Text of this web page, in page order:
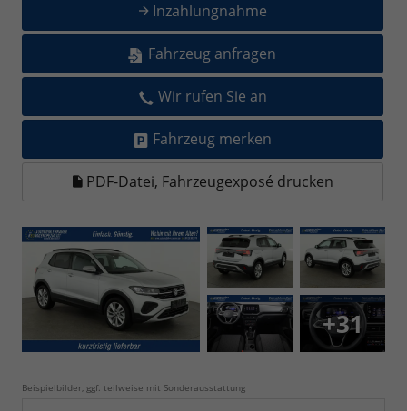
Inzahlungnahme
Fahrzeug anfragen
Wir rufen Sie an
Fahrzeug merken
PDF-Datei, Fahrzeugexposé drucken
+31
Beispielbilder, ggf. teilweise mit Sonderausstattung